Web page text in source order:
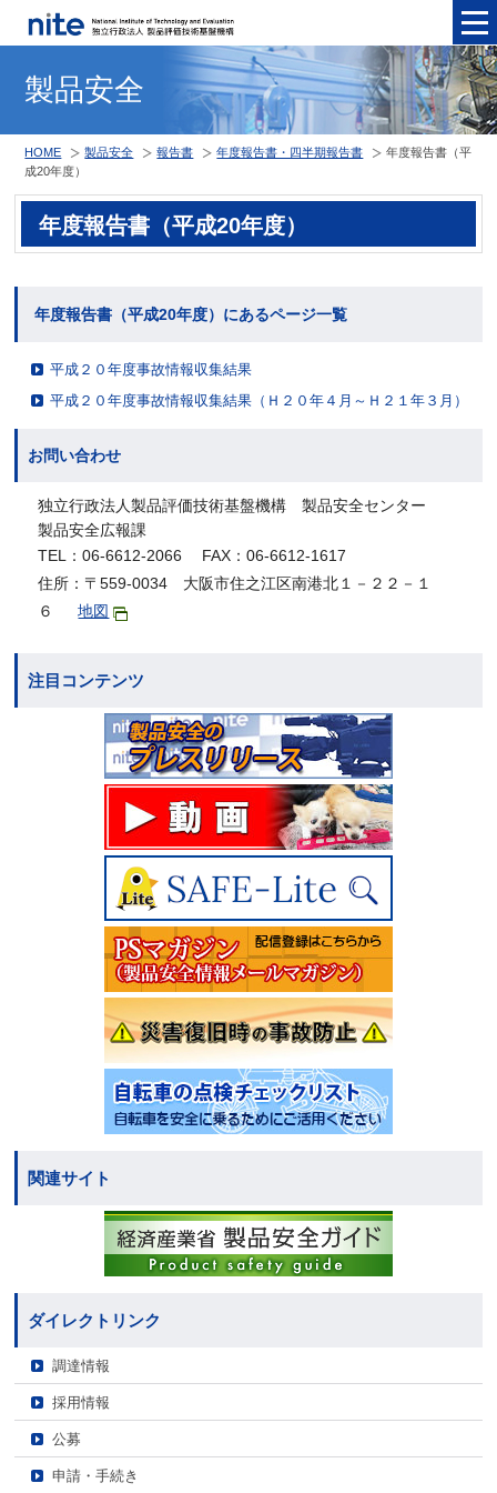
製品安全
HOME 製品安全 報告書 年度報告書・四半期報告書
年度報告書（平
成20年度）
年度報告書（平成20年度）
年度報告書（平成20年度）にあるページ一覧
平成２０年度事故情報収集結果
平成２０年度事故情報収集結果（Ｈ２０年４月～Ｈ２１年３月）
お問い合わせ
独立行政法人製品評価技術基盤機構 製品安全センター
製品安全広報課
TEL：06-6612-2066 FAX：06-6612-1617
住所：〒559-0034 大阪市住之江区南港北１－２２－１
６
地図
注目コンテンツ
関連サイト
ダイレクトリンク
調達情報
採用情報
公募
申請・手続き